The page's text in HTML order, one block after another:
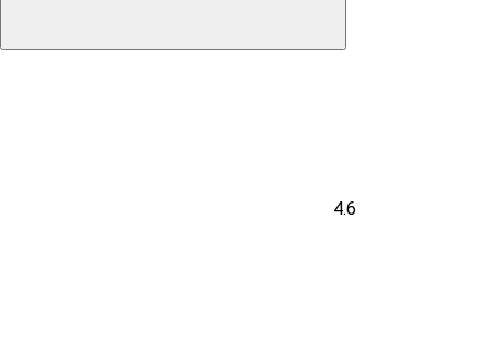
4.6